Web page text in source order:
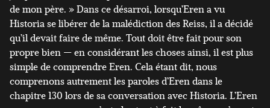
de mon père. » Dans ce désarroi, lorsqu’Eren a vu
Historia se libérer de la malédiction des Reiss, il a décidé
qu’il devait faire de même. Tout doit être fait pour son
propre bien — en considérant les choses ainsi, il est plus
simple de comprendre Eren. Cela étant dit, nous
comprenons autrement les paroles d’Eren dans le
chapitre 130 lors de sa conversation avec Historia. L’Eren